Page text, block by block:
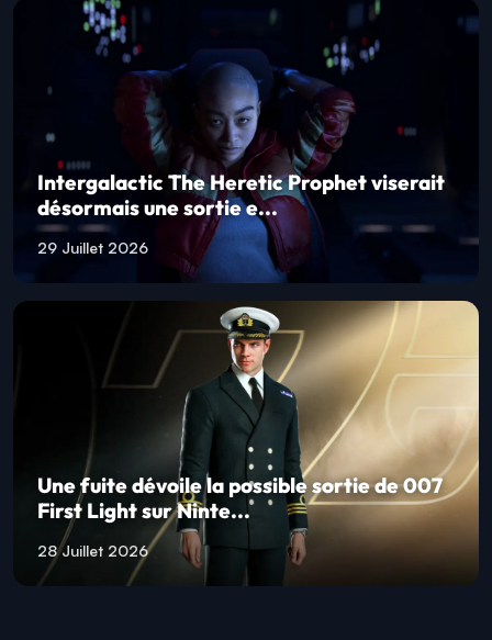
Intergalactic The Heretic Prophet viserait
désormais une sortie e...
29 Juillet 2026
Une fuite dévoile la possible sortie de 007
First Light sur Ninte...
28 Juillet 2026